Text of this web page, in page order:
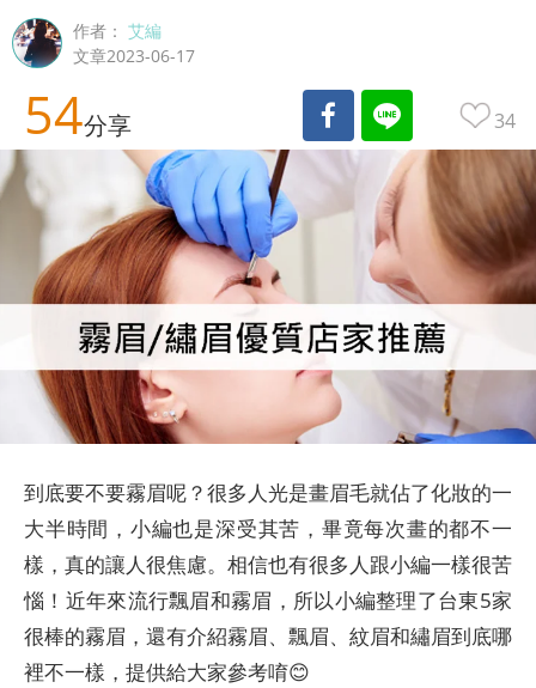
作者：艾編
文章2023-06-17
54分享 34
到底要不要霧眉呢？很多人光是畫眉毛就佔了化妝的一
大半時間，小編也是深受其苦，畢竟每次畫的都不一
樣，真的讓人很焦慮。相信也有很多人跟小編一樣很苦
惱！近年來流行飄眉和霧眉，所以小編整理了台東5家
很棒的霧眉，還有介紹霧眉、飄眉、紋眉和繡眉到底哪
裡不一樣，提供給大家參考唷😊